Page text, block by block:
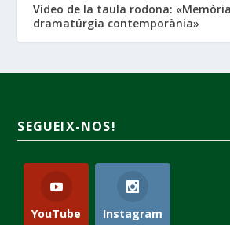
Vídeo de la taula rodona: «Memòria
dramatúrgia contemporània»
SEGUEIX-NOS!
YouTube Instagram